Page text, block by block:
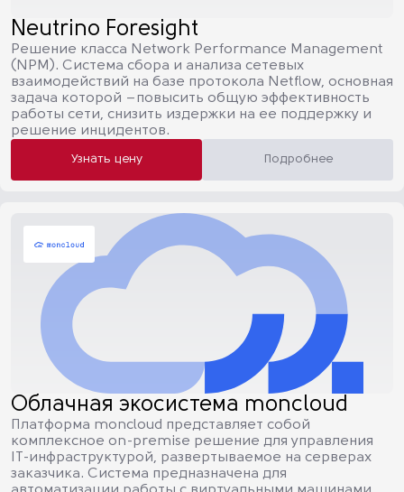
Neutrino Foresight
Решение класса Network Performance Management
(NPM). Система сбора и анализа сетевых
взаимодействий на базе протокола Netflow, основная
задача которой –повысить общую эффективность
работы сети, снизить издержки на ее поддержку и
решение инцидентов.
Узнать цену Подробнее
Облачная экосистема moncloud
Платформа moncloud представляет собой
комплексное on-premise решение для управления
IT-инфраструктурой, развертываемое на серверах
заказчика. Система предназначена для